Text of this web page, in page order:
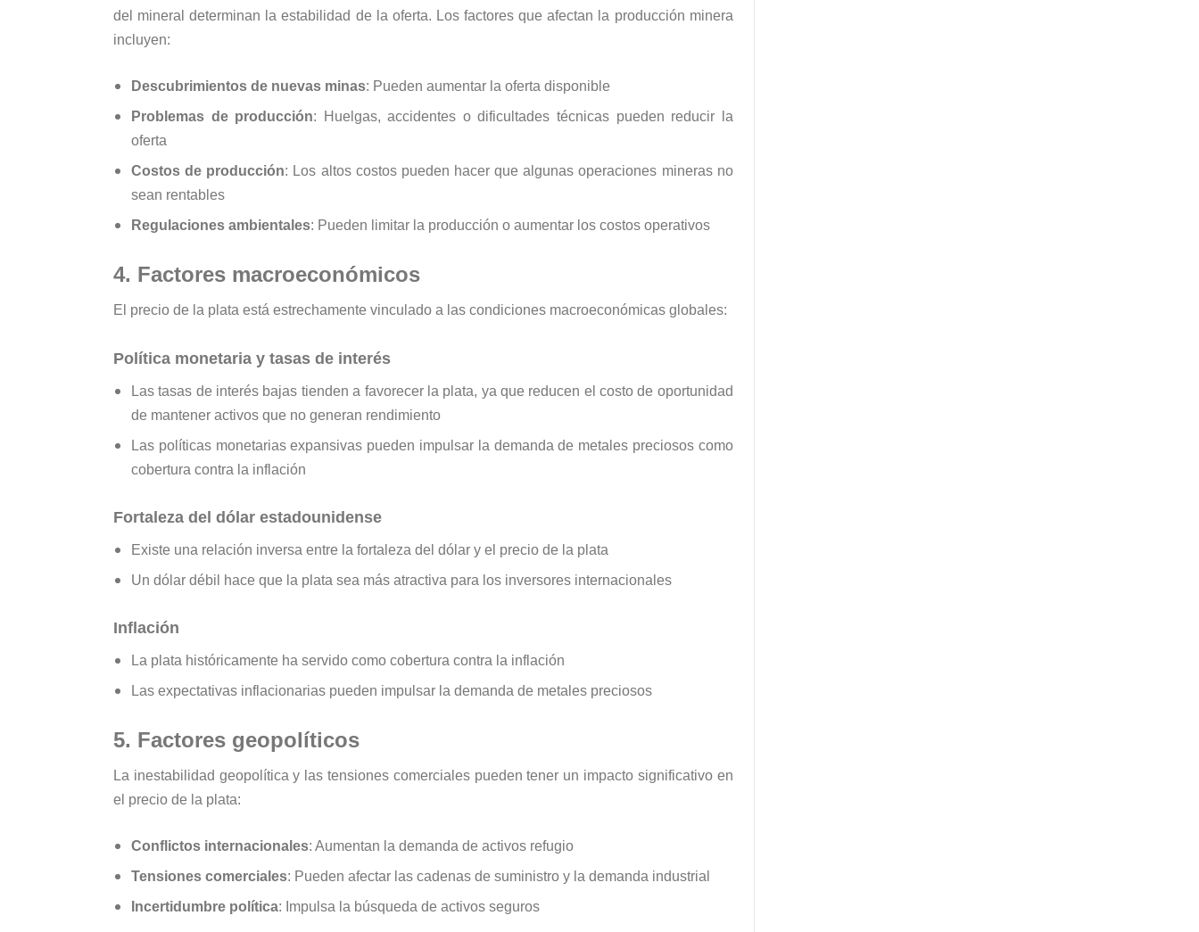
del mineral determinan la estabilidad de la oferta. Los factores que afectan la producción minera
incluyen:
Descubrimientos de nuevas minas: Pueden aumentar la oferta disponible
Problemas de producción: Huelgas, accidentes o dificultades técnicas pueden reducir la
oferta
Costos de producción: Los altos costos pueden hacer que algunas operaciones mineras no
sean rentables
Regulaciones ambientales: Pueden limitar la producción o aumentar los costos operativos
4. Factores macroeconómicos
El precio de la plata está estrechamente vinculado a las condiciones macroeconómicas globales:
Política monetaria y tasas de interés
Las tasas de interés bajas tienden a favorecer la plata, ya que reducen el costo de oportunidad
de mantener activos que no generan rendimiento
Las políticas monetarias expansivas pueden impulsar la demanda de metales preciosos como
cobertura contra la inflación
Fortaleza del dólar estadounidense
Existe una relación inversa entre la fortaleza del dólar y el precio de la plata
Un dólar débil hace que la plata sea más atractiva para los inversores internacionales
Inflación
La plata históricamente ha servido como cobertura contra la inflación
Las expectativas inflacionarias pueden impulsar la demanda de metales preciosos
5. Factores geopolíticos
La inestabilidad geopolítica y las tensiones comerciales pueden tener un impacto significativo en
el precio de la plata:
Conflictos internacionales: Aumentan la demanda de activos refugio
Tensiones comerciales: Pueden afectar las cadenas de suministro y la demanda industrial
Incertidumbre política: Impulsa la búsqueda de activos seguros